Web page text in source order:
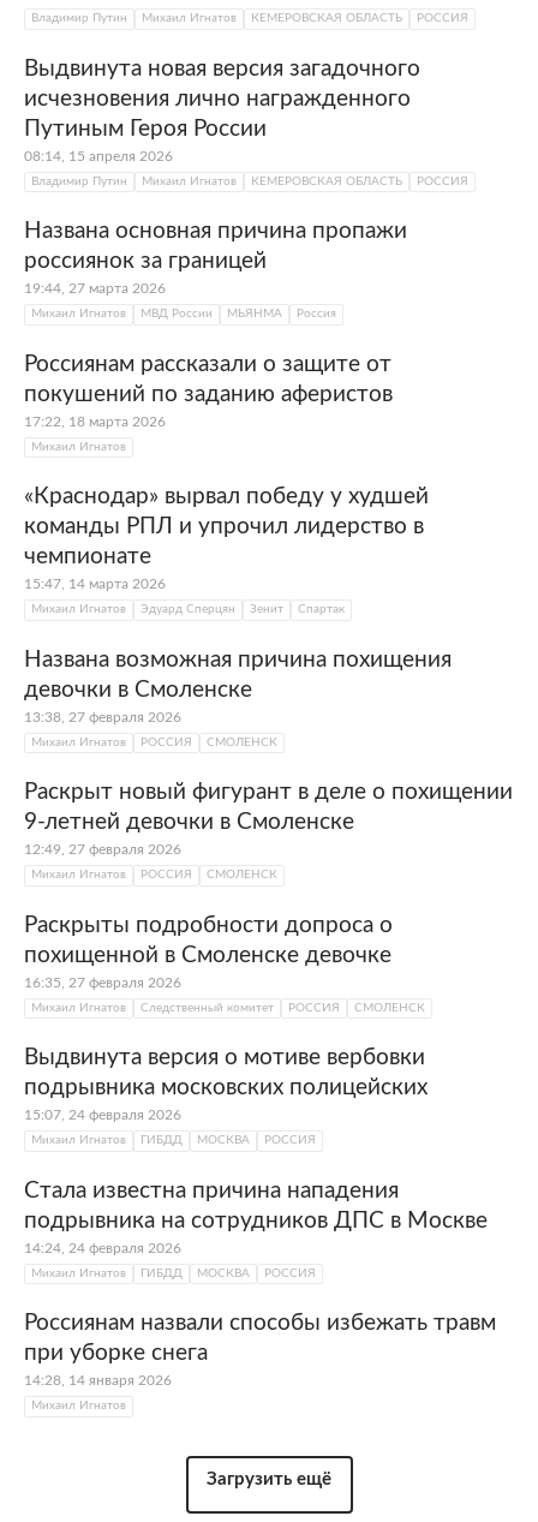
Владимир Путин Михаил Игнатов КЕМЕРОВСКАЯ ОБЛАСТЬ РОССИЯ
Выдвинута новая версия загадочного
исчезновения лично награжденного
Путиным Героя России
08:14, 15 апреля 2026
Владимир Путин Михаил Игнатов КЕМЕРОВСКАЯ ОБЛАСТЬ РОССИЯ
Названа основная причина пропажи
россиянок за границей
19:44, 27 марта 2026
Михаил Игнатов МВД России МЬЯНМА Россия
Россиянам рассказали о защите от
покушений по заданию аферистов
17:22, 18 марта 2026
Михаил Игнатов
«Краснодар» вырвал победу у худшей
команды РПЛ и упрочил лидерство в
чемпионате
15:47, 14 марта 2026
Михаил Игнатов Эдуард Сперцян Зенит Спартак
Названа возможная причина похищения
девочки в Смоленске
13:38, 27 февраля 2026
Михаил Игнатов РОССИЯ СМОЛЕНСК
Раскрыт новый фигурант в деле о похищении
9-летней девочки в Смоленске
12:49, 27 февраля 2026
Михаил Игнатов РОССИЯ СМОЛЕНСК
Раскрыты подробности допроса о
похищенной в Смоленске девочке
16:35, 27 февраля 2026
Михаил Игнатов Следственный комитет РОССИЯ СМОЛЕНСК
Выдвинута версия о мотиве вербовки
подрывника московских полицейских
15:07, 24 февраля 2026
Михаил Игнатов ГИБДД МОСКВА РОССИЯ
Стала известна причина нападения
подрывника на сотрудников ДПС в Москве
14:24, 24 февраля 2026
Михаил Игнатов ГИБДД МОСКВА РОССИЯ
Россиянам назвали способы избежать травм
при уборке снега
14:28, 14 января 2026
Михаил Игнатов
Загрузить ещё